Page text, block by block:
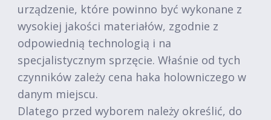
urządzenie, które powinno być wykonane z
wysokiej jakości materiałów, zgodnie z
odpowiednią technologią i na
specjalistycznym sprzęcie. Właśnie od tych
czynników zależy cena haka holowniczego w
danym miejscu.
Dlatego przed wyborem należy określić, do